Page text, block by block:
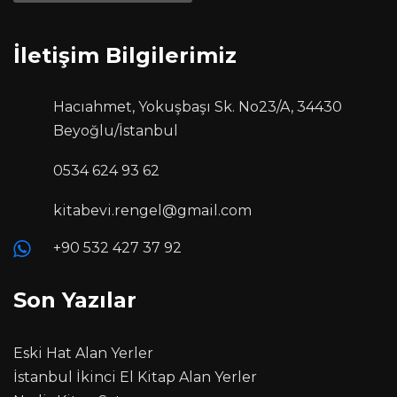
İletişim Bilgilerimiz
Hacıahmet, Yokuşbaşı Sk. No23/A, 34430
Beyoğlu/İstanbul
0534 624 93 62
kitabevi.rengel@gmail.com
+90 532 427 37 92
Son Yazılar
Eski Hat Alan Yerler
İstanbul İkinci El Kitap Alan Yerler